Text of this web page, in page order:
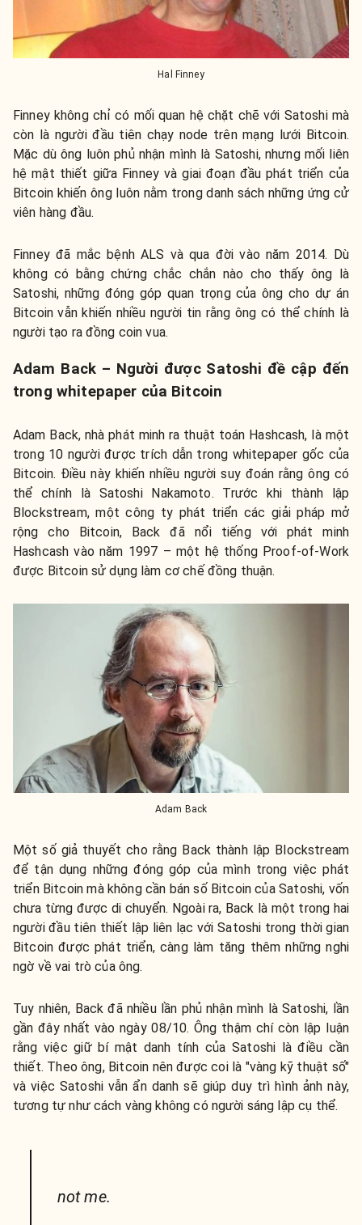
Hal Finney
Finney không chỉ có mối quan hệ chặt chẽ với Satoshi mà
còn là người đầu tiên chạy node trên mạng lưới Bitcoin.
Mặc dù ông luôn phủ nhận mình là Satoshi, nhưng mối liên
hệ mật thiết giữa Finney và giai đoạn đầu phát triển của
Bitcoin khiến ông luôn nằm trong danh sách những ứng cử
viên hàng đầu.
Finney đã mắc bệnh ALS và qua đời vào năm 2014. Dù
không có bằng chứng chắc chắn nào cho thấy ông là
Satoshi, những đóng góp quan trọng của ông cho dự án
Bitcoin vẫn khiến nhiều người tin rằng ông có thể chính là
người tạo ra đồng coin vua.
Adam Back – Người được Satoshi đề cập đến
trong whitepaper của Bitcoin
Adam Back, nhà phát minh ra thuật toán Hashcash, là một
trong 10 người được trích dẫn trong whitepaper gốc của
Bitcoin. Điều này khiến nhiều người suy đoán rằng ông có
thể chính là Satoshi Nakamoto. Trước khi thành lập
Blockstream, một công ty phát triển các giải pháp mở
rộng cho Bitcoin, Back đã nổi tiếng với phát minh
Hashcash vào năm 1997 – một hệ thống Proof-of-Work
được Bitcoin sử dụng làm cơ chế đồng thuận.
Adam Back
Một số giả thuyết cho rằng Back thành lập Blockstream
để tận dụng những đóng góp của mình trong việc phát
triển Bitcoin mà không cần bán số Bitcoin của Satoshi, vốn
chưa từng được di chuyển. Ngoài ra, Back là một trong hai
người đầu tiên thiết lập liên lạc với Satoshi trong thời gian
Bitcoin được phát triển, càng làm tăng thêm những nghi
ngờ về vai trò của ông.
Tuy nhiên, Back đã nhiều lần phủ nhận mình là Satoshi, lần
gần đây nhất vào ngày 08/10. Ông thậm chí còn lập luận
rằng việc giữ bí mật danh tính của Satoshi là điều cần
thiết. Theo ông, Bitcoin nên được coi là "vàng kỹ thuật số"
và việc Satoshi vẫn ẩn danh sẽ giúp duy trì hình ảnh này,
tương tự như cách vàng không có người sáng lập cụ thể.
not me.